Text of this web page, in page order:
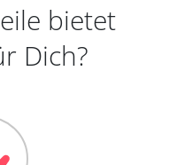
bietet
Dich?